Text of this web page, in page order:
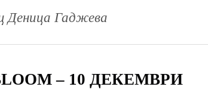
Деница Гаджева
– 10 ДЕКЕМВРИ